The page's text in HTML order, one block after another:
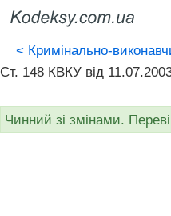
< Кримінально-
Ст. 148 КВКУ від
Чинний зі змінами.